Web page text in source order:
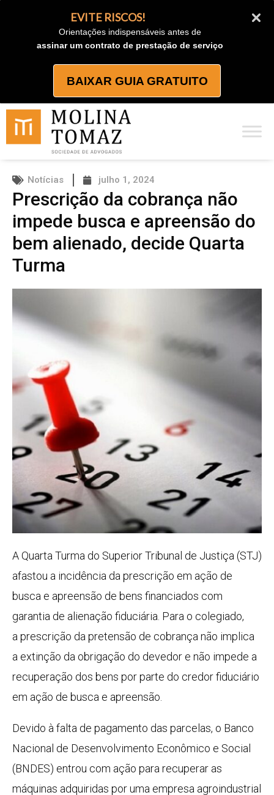
EVITE RISCOS!
Orientações indispensáveis antes de
assinar um contrato de prestação de serviço
BAIXAR GUIA GRATUITO
Notícias julho 1, 2024
Prescrição da cobrança não
impede busca e apreensão do
bem alienado, decide Quarta
Turma
​A Quarta Turma do Superior Tribunal de Justiça (STJ)
afastou a incidência da prescrição em ação de
busca e apreensão de bens financiados com
garantia de alienação fiduciária . Para o colegiado,
a prescrição da pretensão de cobrança não implica
a extinção da obrigação do devedor e não impede a
recuperação dos bens por parte do credor fiduciário
em ação de busca e apreensão.
Devido à falta de pagamento das parcelas, o Banco
Nacional de Desenvolvimento Econômico e Social
(BNDES) entrou com ação para recuperar as
máquinas adquiridas por uma empresa agroindustrial